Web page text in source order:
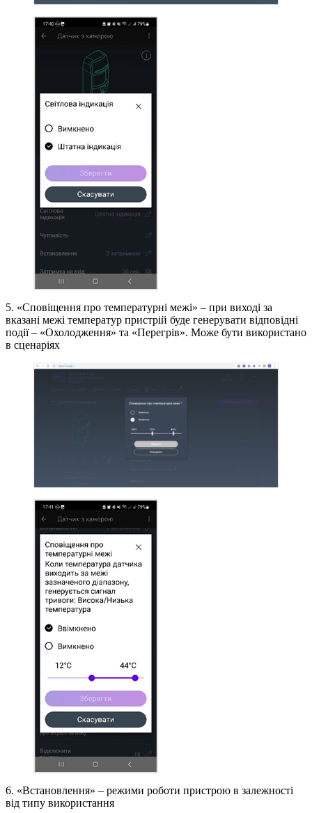
5. «Сповіщення про температурні межі» – при виході за
вказані межі температур пристрій буде генерувати відповідні
події – «Охолодження» та «Перегрів». Може бути використано
в сценаріях
6. «Встановлення» – режими роботи пристрою в залежності
від типу використання